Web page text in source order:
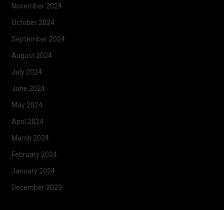
November 2024
October 2024
September 2024
August 2024
July 2024
June 2024
May 2024
April 2024
March 2024
February 2024
January 2024
December 2023